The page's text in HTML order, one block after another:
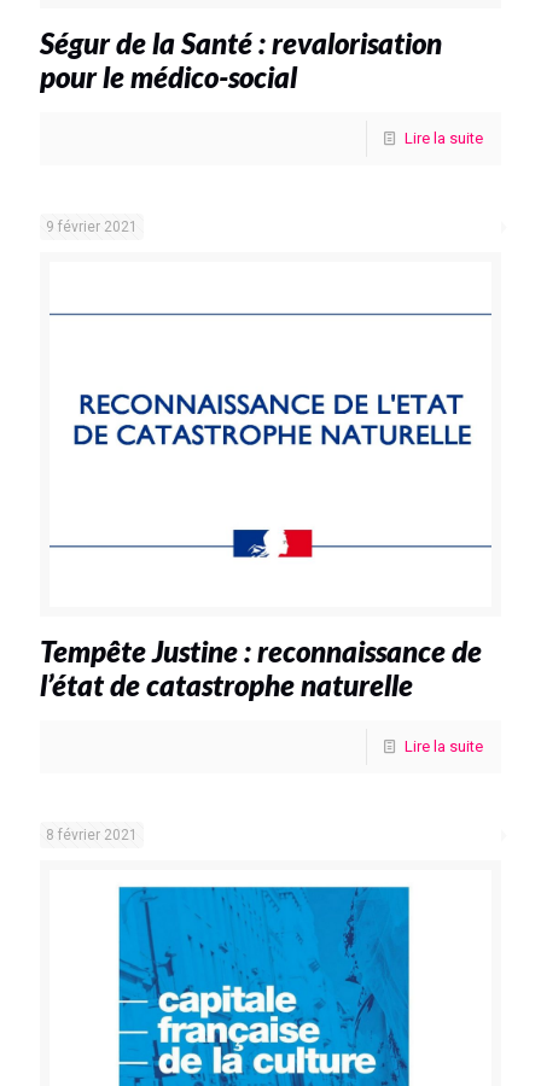
Ségur de la Santé : revalorisation
pour le médico-social
Lire la suite
9 février 2021
Tempête Justine : reconnaissance de
l’état de catastrophe naturelle
Lire la suite
8 février 2021